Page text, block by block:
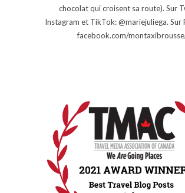
chocolat qui croisent sa route). Sur
Instagram et TikTok: @mariejuliega. Sur
facebook.com/